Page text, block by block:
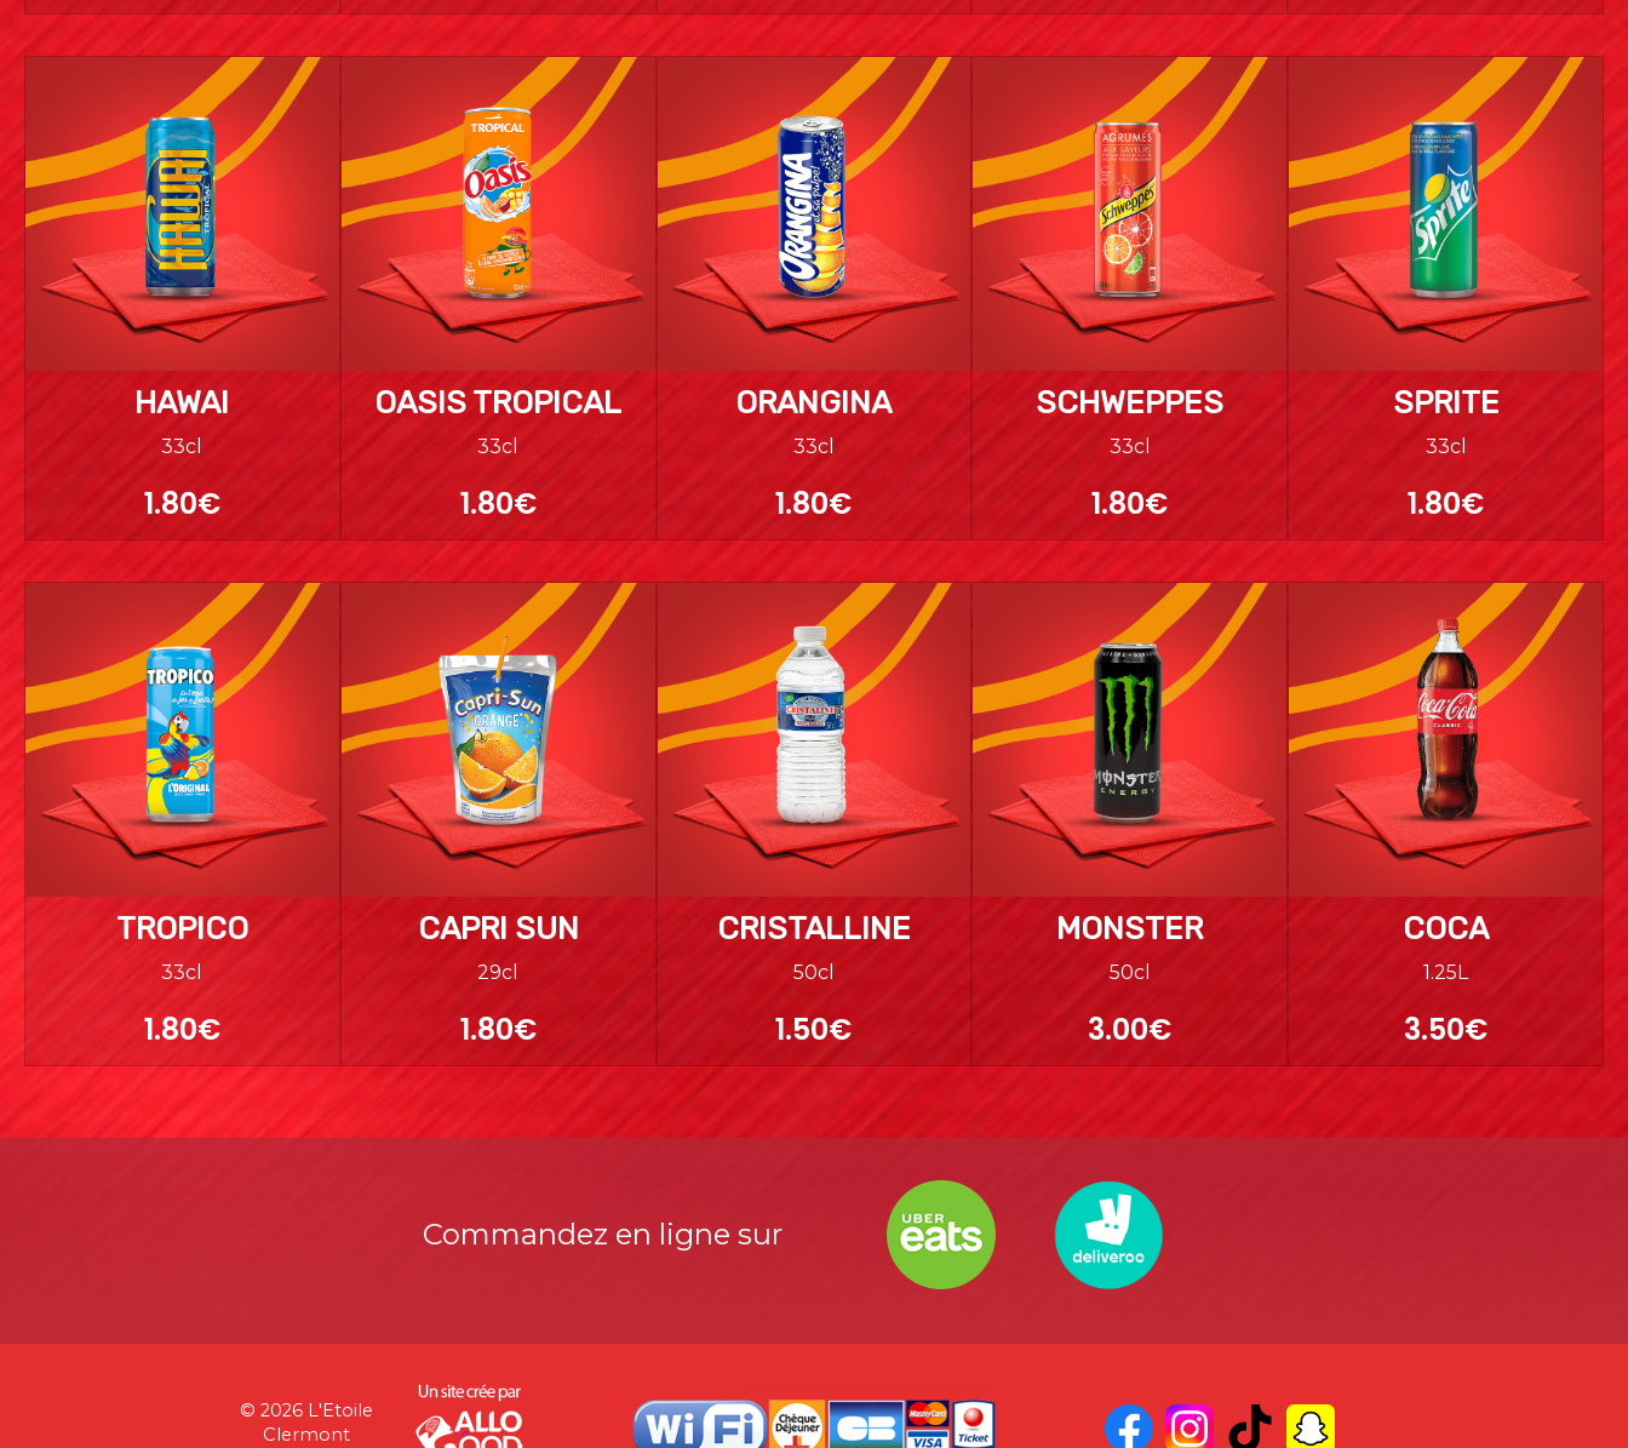
HAWAI
33cl
1.80€
OASIS TROPICAL
33cl
1.80€
ORANGINA
33cl
1.80€
SCHWEPPES
33cl
1.80€
SPRITE
33cl
1.80€
TROPICO
33cl
1.80€
CAPRI SUN
29cl
1.80€
CRISTALLINE
50cl
1.50€
MONSTER
50cl
3.00€
COCA
1.25L
3.50€
Commandez en ligne sur
© 2026 L'Etoile
Clermont